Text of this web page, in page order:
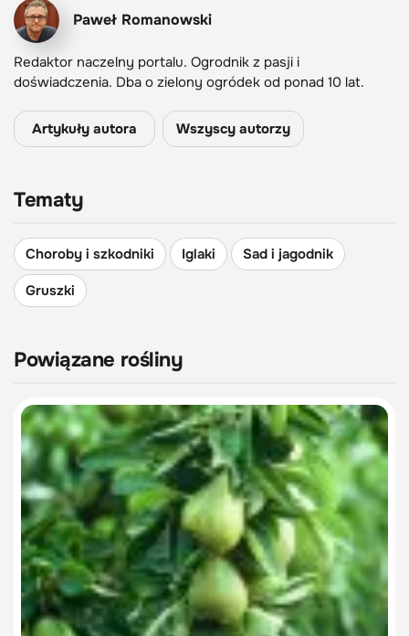
Paweł Romanowski
Redaktor naczelny portalu. Ogrodnik z pasji i
doświadczenia. Dba o zielony ogródek od ponad 10 lat.
Artykuły autora Wszyscy autorzy
Tematy
Choroby i szkodniki Iglaki
Sad i jagodnik
Gruszki
Powiązane rośliny